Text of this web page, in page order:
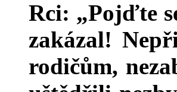
Rci: „Pojďte
zakázal!
rodičům,